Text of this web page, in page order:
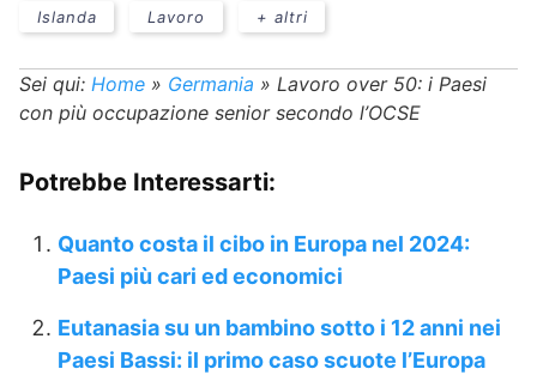
Islanda Lavoro + altri
Sei qui: Home » Germania » Lavoro over 50: i Paesi
con più occupazione senior secondo l’OCSE
Potrebbe Interessarti:
Quanto costa il cibo in Europa nel 2024:
Paesi più cari ed economici
Eutanasia su un bambino sotto i 12 anni nei
Paesi Bassi: il primo caso scuote l’Europa